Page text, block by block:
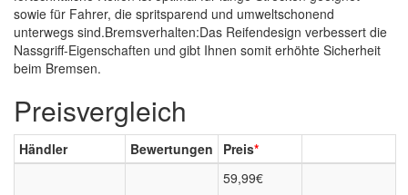
sowie für Fahrer, die spritsparend und umweltschonend
unterwegs sind.Bremsverhalten:Das Reifendesign verbessert die
Nassgriff-Eigenschaften und gibt Ihnen somit erhöhte Sicherheit
beim Bremsen.
Preisvergleich
Händler Bewertungen Preis*
59,99€